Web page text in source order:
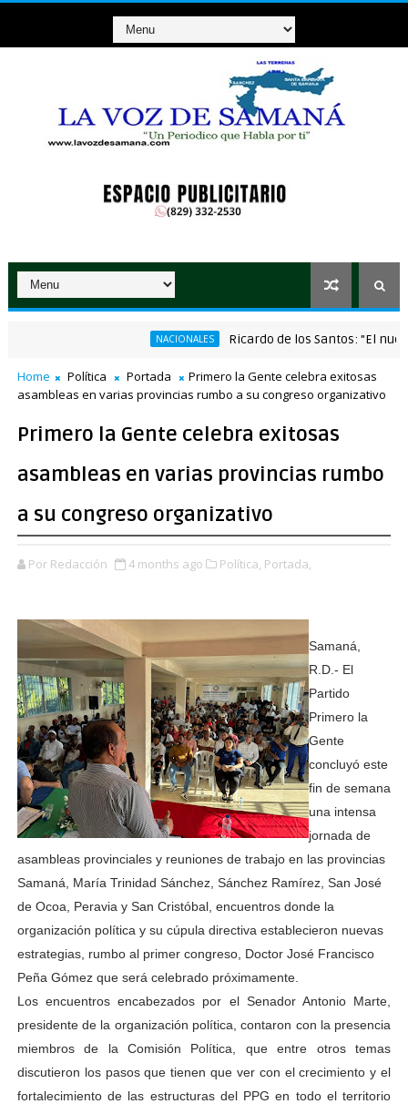
NACIONALES Ricardo de los Santos: "El nuevo
puesto militar Aniceto Martínez tras su remodelación en Hondo
Home Política Portada
Primero la Gente celebra exitosas
asambleas en varias provincias rumbo a su congreso organizativo
Primero la Gente celebra exitosas
asambleas en varias provincias rumbo
a su congreso organizativo
Por Redacción 4 months ago Política, Portada,
Samaná,
R.D.- El
Partido
Primero la
Gente
concluyó este
fin de semana
una intensa
jornada de
asambleas provinciales y reuniones de trabajo en las provincias
Samaná, María Trinidad Sánchez, Sánchez Ramírez, San José
de Ocoa, Peravia y San Cristóbal, encuentros donde la
organización política y su cúpula directiva establecieron nuevas
estrategias, rumbo al primer congreso, Doctor José Francisco
Peña Gómez que será celebrado próximamente.
Los encuentros encabezados por el Senador Antonio Marte,
presidente de la organización política, contaron con la presencia
miembros de la Comisión Política, que entre otros temas
discutieron los pasos que tienen que ver con el crecimiento y el
fortalecimiento de las estructuras del PPG en todo el territorio